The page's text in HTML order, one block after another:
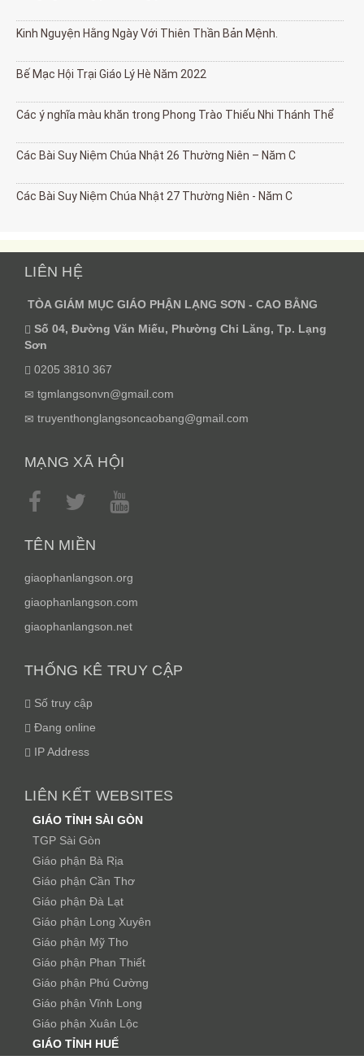
Kinh Nguyện Hằng Ngày Với Thiên Thần Bản Mệnh.
Bế Mạc Hội Trại Giáo Lý Hè Năm 2022
Các ý nghĩa màu khăn trong Phong Trào Thiếu Nhi Thánh Thể
Các Bài Suy Niệm Chúa Nhật 26 Thường Niên – Năm C
Các Bài Suy Niệm Chúa Nhật 27 Thường Niên - Năm C
LIÊN HỆ
TÒA GIÁM MỤC GIÁO PHẬN LẠNG SƠN - CAO BẰNG
Số 04, Đường Văn Miếu, Phường Chi Lăng, Tp. Lạng
Sơn
0205 3810 367
tgmlangsonvn@gmail.com
truyenthonglangsoncaobang@gmail.com
MẠNG XÃ HỘI
TÊN MIỀN
giaophanlangson.org
giaophanlangson.com
giaophanlangson.net
THỐNG KÊ TRUY CẬP
Số truy cập
Đang online
IP Address
LIÊN KẾT WEBSITES
GIÁO TỈNH SÀI GÒN
TGP Sài Gòn
Giáo phận Bà Rịa
Giáo phận Cần Thơ
Giáo phận Đà Lạt
Giáo phận Long Xuyên
Giáo phận Mỹ Tho
Giáo phận Phan Thiết
Giáo phận Phú Cường
Giáo phận Vĩnh Long
Giáo phận Xuân Lộc
GIÁO TỈNH HUẾ